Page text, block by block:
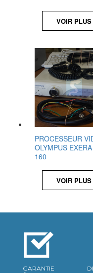
VOIR PLUS
PROCESSEUR
OLYMPUS
160
VOIR PLUS
GARANTIE